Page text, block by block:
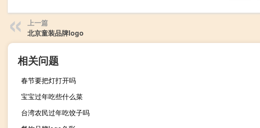
上一篇
北京童装品牌logo
相关问题
春节要把灯打开吗
宝宝过年吃些什么菜
台湾农民过年吃饺子吗